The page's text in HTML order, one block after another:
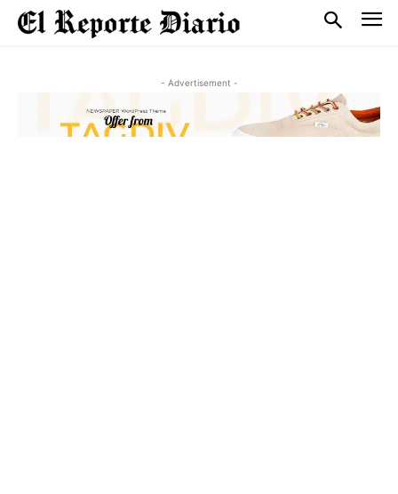
- Advertisement -